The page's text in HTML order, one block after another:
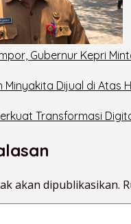
Gubernur Kepri
Minyakita Dijual di Atas
Transformasi
akan dipublikasikan.